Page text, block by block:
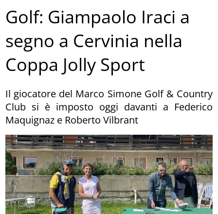
Golf: Giampaolo Iraci a
segno a Cervinia nella
Coppa Jolly Sport
Il giocatore del Marco Simone Golf & Country
Club si è imposto oggi davanti a Federico
Maquignaz e Roberto Vilbrant